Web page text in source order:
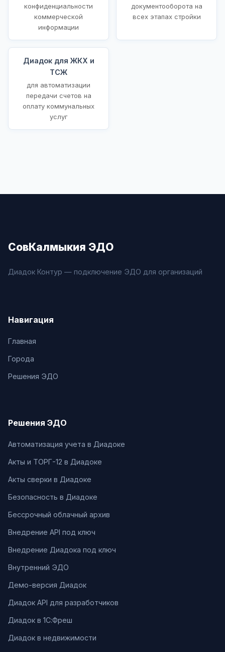
конфиденциальности
коммерческой
информации
документооборота на
всех этапах стройки
Диадок для ЖКХ и
ТСЖ
для автоматизации
передачи счетов на
оплату коммунальных
услуг
СовКалмыкия ЭДО
Диадок Контур — подключение ЭДО для организаций
Навигация
Главная
Города
Решения ЭДО
Решения ЭДО
Автоматизация учета в Диадоке
Акты и ТОРГ-12 в Диадоке
Акты сверки в Диадоке
Безопасность в Диадоке
Бессрочный облачный архив
Внедрение API под ключ
Внедрение Диадока под ключ
Внутренний ЭДО
Демо-версия Диадок
Диадок API для разработчиков
Диадок в 1С:Фреш
Диадок в недвижимости